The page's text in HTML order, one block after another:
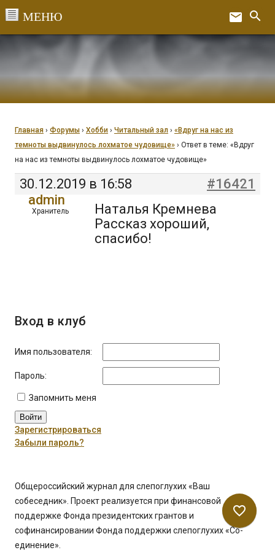
email search
Главная › Форумы › Хобби › Читальный зал › «Вдруг на нас из
темноты выдвинулось лохматое чудовище» › Ответ в теме: «Вдруг
на нас из темноты выдвинулось лохматое чудовище»
30.12.2019 в 16:58
#16421
admin
Хранитель
Наталья Кремнева
Рассказ хороший,
спасибо!
Вход в клуб
Имя пользователя:
Пароль:
Запомнить меня
Войти
Зарегистрироваться
Забыли пароль?
Общероссийский журнал для слепоглухих «Ваш
собеседник». Проект реализуется при финансовой
поддержке Фонда президентских грантов и
софинансировании Фонда поддержки слепоглухих «Со-
единение».
favorite_border